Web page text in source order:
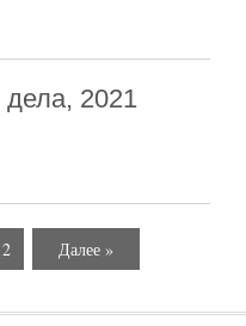
2021
Далее »